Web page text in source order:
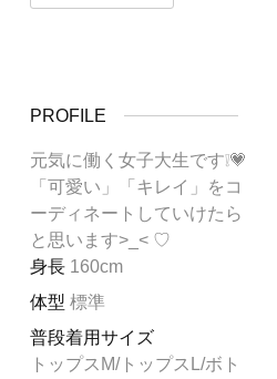
PROFILE
元気に働く女子大生です❕💗
「可愛い」「キレイ」をコ
ーディネートしていけたら
と思います>_< ♡
身長 160cm
体型 標準
普段着用サイズ
トップスM/トップスL/ボト